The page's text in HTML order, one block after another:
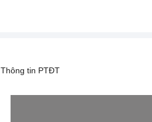
Thông tin PTĐT